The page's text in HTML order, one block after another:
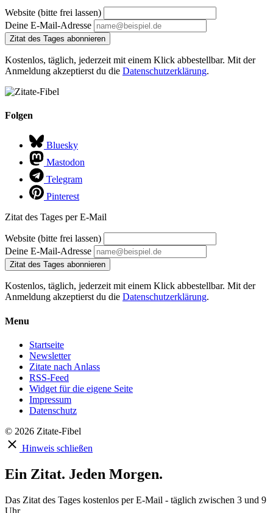
Website (bitte frei lassen)
Deine E-Mail-Adresse
Zitat des Tages abonnieren
Kostenlos, täglich, jederzeit mit einem Klick abbestellbar. Mit der
Anmeldung akzeptierst du die Datenschutzerklärung.
Folgen
Bluesky
Mastodon
Telegram
Pinterest
Zitat des Tages per E-Mail
Website (bitte frei lassen)
Deine E-Mail-Adresse
Zitat des Tages abonnieren
Kostenlos, täglich, jederzeit mit einem Klick abbestellbar. Mit der
Anmeldung akzeptierst du die Datenschutzerklärung.
Menu
Startseite
Newsletter
Zitate nach Anlass
RSS-Feed
Widget für die eigene Seite
Impressum
Datenschutz
© 2026 Zitate-Fibel
Hinweis schließen
Ein Zitat. Jeden Morgen.
Das Zitat des Tages kostenlos per E-Mail - täglich zwischen 3 und 9
Uhr.